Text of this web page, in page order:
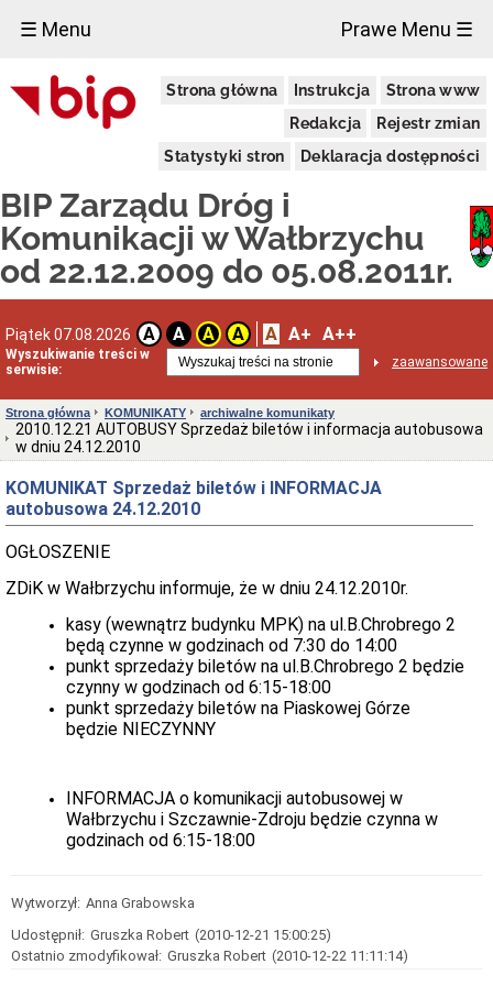
☰ Menu Prawe Menu ☰
Strona główna Instrukcja
Strona www
Redakcja
Rejestr zmian
Statystyki stron
Deklaracja dostępności
BIP Zarządu Dróg i
Komunikacji w Wałbrzychu
od 22.12.2009 do 05.08.2011r.
Piątek 07.08.2026 A A A A A A+ A++
Wyszukiwanie treści w
serwisie:
zaawansowane
Publiczny
Transport
Zbiorowy
bezpośredniego
zawarcia
umowy
KANAŁY
TECHNOLOGICZNE
Wykaz
inwestycji
NIEPEŁNOSPRAWNE
Poradnik
wobec
osób
niepełnosprawnych
Przewóz
dzieci
autobusowa
miejska
PARKOWANIE
płatne
Miejsca
postojowe
Informacje
Rachunek
ZIMA
2010-
11
Podział
Strona główna KOMUNIKATY archiwalne komunikaty
2010.12.21 AUTOBUSY Sprzedaż biletów i informacja autobusowa
w dniu 24.12.2010
KOMUNIKAT Sprzedaż biletów i INFORMACJA
autobusowa 24.12.2010
OGŁOSZENIE
ZDiK w Wałbrzychu informuje, że w dniu 24.12.2010r.
kasy (wewnątrz budynku MPK) na ul.B.Chrobrego 2
będą czynne w godzinach od 7:30 do 14:00
punkt sprzedaży biletów na ul.B.Chrobrego 2 będzie
czynny w godzinach od 6:15-18:00
punkt sprzedaży biletów na Piaskowej Górze
będzie NIECZYNNY
INFORMACJA o komunikacji autobusowej w
Wałbrzychu i Szczawnie-Zdroju będzie czynna w
godzinach od 6:15-18:00
Wytworzył: Anna Grabowska
Udostępnił: Gruszka Robert (2010-12-21 15:00:25)
Ostatnio zmodyfikował: Gruszka Robert (2010-12-22 11:11:14)
×